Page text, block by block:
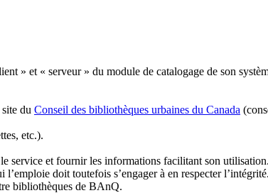
» et « serveur » du module de catalogage de son
du Conseil des bibliothèques urbaines du Canada
etc.).
service et fournir les informations facilitant son utilisation.
doit toutefois s’engager à en respecter l’intégrité.
bibliothèques de BAnQ.